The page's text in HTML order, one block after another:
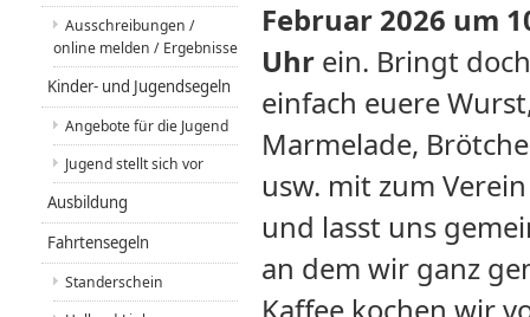
Februar 2026 um
Uhrein. Bringt doch
einfach euere
Marmelade,
usw. mit zum Verein
und lasst uns
an dem wir ganz
Ausschreibungen /
online melden / Ergebnisse
Kinder- und Jugendsegeln
Angebote für die Jugend
Jugend stellt sich vor
Ausbildung
Fahrtensegeln
Standerschein